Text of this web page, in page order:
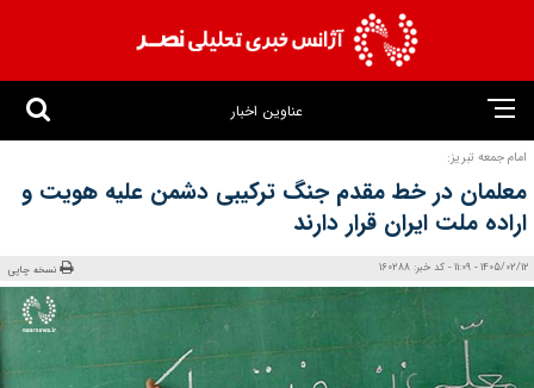
عناوین اخبار
امام جمعه تبریز:
معلمان در خط مقدم جنگ ترکیبی دشمن علیه هویت و
اراده ملت ایران قرار دارند
1405/02/12 - 11:09 - کد خبر: 160288 نسخه چاپی